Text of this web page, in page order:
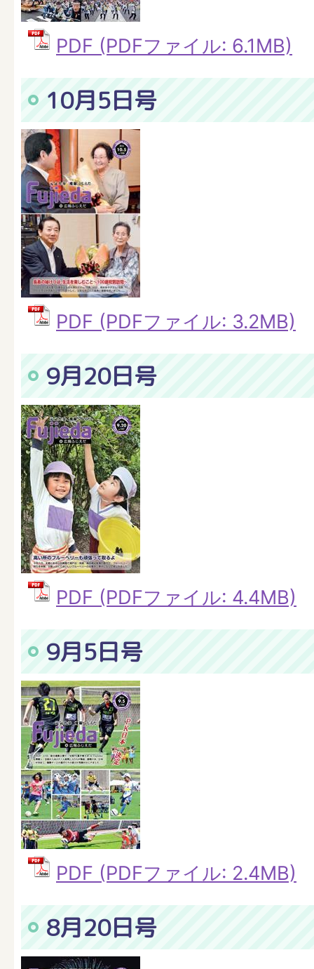
PDF (PDFファイル: 6.1MB)
10月5日号
PDF (PDFファイル: 3.2MB)
9月20日号
PDF (PDFファイル: 4.4MB)
9月5日号
PDF (PDFファイル: 2.4MB)
8月20日号